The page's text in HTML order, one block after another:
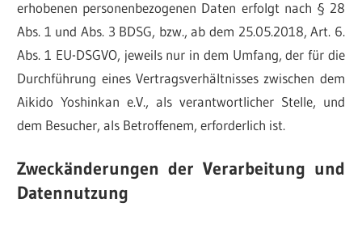
erhobenen personenbezogenen Daten erfolgt nach § 28
Abs. 1 und Abs. 3 BDSG, bzw., ab dem 25.05.2018, Art. 6.
Abs. 1 EU-DSGVO, jeweils nur in dem Umfang, der für die
Durchführung eines Vertragsverhältnisses zwischen dem
Aikido Yoshinkan e.V., als verantwortlicher Stelle, und
dem Besucher, als Betroffenem, erforderlich ist.
Zweckänderungen der Verarbeitung und
Datennutzung